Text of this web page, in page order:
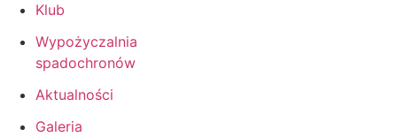
Klub
Wypożyczalnia
spadochronów
Aktualności
Galeria